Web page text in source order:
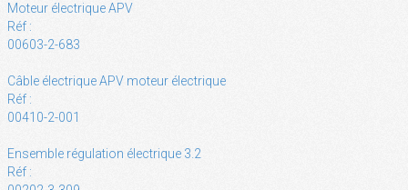
Moteur électrique APV
Réf :
00603-2-683
Câble électrique APV moteur électrique
Réf :
00410-2-001
Ensemble régulation électrique 3.2
Réf :